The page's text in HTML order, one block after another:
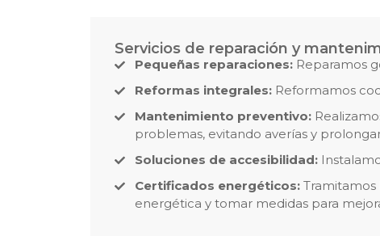
Servicios de reparación y
Pequeñas reparaciones: Reparamos
Reformas integrales: Reformamos
Mantenimiento preventivo:
problemas, evitando averías y
Soluciones de accesibilidad:
Certificados energéticos:
energética y tomar medidas para